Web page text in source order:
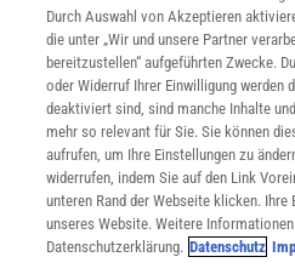
INFO
Mediadaten
Datenschutz
Nutzungsbedingungen
Cookie-Einstellungen
Utiq verwalten
Nutzungsbasierte Onlinewerbung
Alle Artikel
Impressum
Durch Auswahl von Akzeptieren
die unter „Wir und unsere Partner
bereitzustellen“ aufgeführten Zwecke.
oder Widerruf Ihrer Einwilligung werden
deaktiviert sind, sind manche Inhalte
mehr so relevant für Sie. Sie können
aufrufen, um Ihre Einstellungen zu
widerrufen, indem Sie auf den Link
unteren Rand der Webseite klicken.
unseres Website. Weitere
Datenschutzerklärung. Datenschutz